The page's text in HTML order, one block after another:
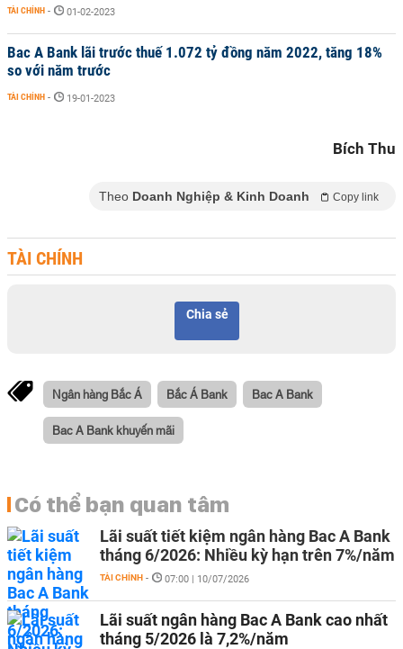
TÀI CHÍNH - 01-02-2023
Bac A Bank lãi trước thuế 1.072 tỷ đồng năm 2022, tăng 18%
so với năm trước
TÀI CHÍNH - 19-01-2023
Bích Thu
Theo Doanh Nghiệp & Kinh Doanh Copy link
TÀI CHÍNH
Chia sẻ
Ngân hàng Bắc Á Bắc Á Bank Bac A Bank
Bac A Bank khuyến mãi
Có thể bạn quan tâm
Lãi suất tiết kiệm ngân hàng Bac A Bank
tháng 6/2026: Nhiều kỳ hạn trên 7%/năm
TÀI CHÍNH - 07:00 | 10/07/2026
Lãi suất ngân hàng Bac A Bank cao nhất
tháng 5/2026 là 7,2%/năm